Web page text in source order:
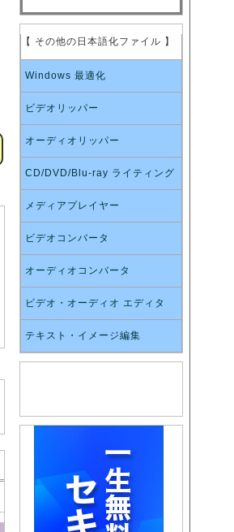
【 その他の日本語化ファイル 】
Windows 最適化
ビデオリッパー
オーディオリッパー
CD/DVD/Blu-ray ライティング
メディアプレイヤー
ビデオコンバータ
オーディオコンバータ
ビデオ・オーディオ エディタ
テキスト・イメージ編集